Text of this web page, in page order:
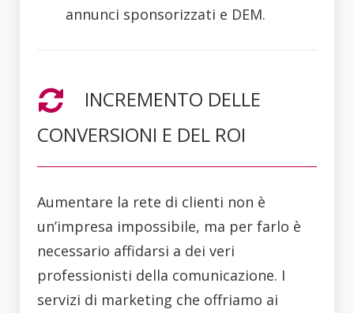
annunci sponsorizzati e DEM.
INCREMENTO DELLE
CONVERSIONI E DEL ROI
Aumentare la rete di clienti non è
un’impresa impossibile, ma per farlo è
necessario affidarsi a dei veri
professionisti della comunicazione. I
servizi di marketing che offriamo ai